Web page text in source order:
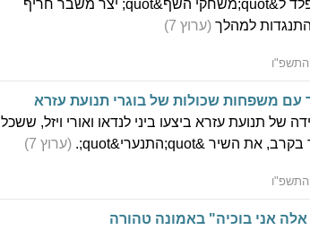
צירופו הצפוי של יונתן רושפלד ל&quot;משחקי השף&quot; יצר משבר חריף
למהלך (ערוץ 7)
עם משפחות שכולות של בוגרי תנועת עזרא
של תנועת עזרא ביצעו ביני לנדאו ואורי ויזל, ששכל
(ערוץ 7)
אני בוכיה" באמונה טהורה